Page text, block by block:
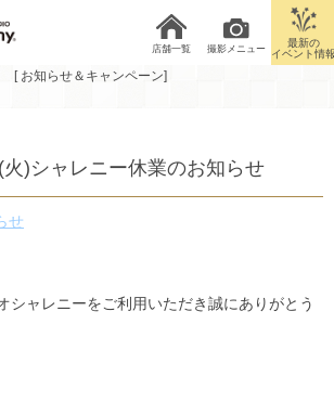
店舗一覧 撮影メニュー
最新の
イベント情
[ お知らせ＆キャンペーン]
火)シャレニー休業のお知らせ
せ
シャレニーをご利用いただき誠にありがとう